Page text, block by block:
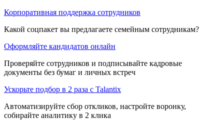
Корпоративная поддержка сотрудников
Какой соцпакет вы предлагаете семейным сотрудникам?
Оформляйте кандидатов онлайн
Проверяйте сотрудников и подписывайте кадровые
документы без бумаг и личных встреч
Ускорьте подбор в 2 раза с Talantix
Автоматизируйте сбор откликов, настройте воронку,
собирайте аналитику в 2 клика